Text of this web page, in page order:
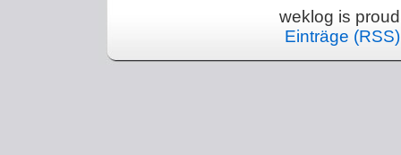
weklog is
Einträge (RSS)